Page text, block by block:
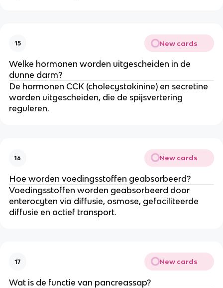
15 New cards
Welke hormonen worden uitgescheiden in de
dunne darm?
De hormonen CCK (cholecystokinine) en secretine
worden uitgescheiden, die de spijsvertering
reguleren.
16 New cards
Hoe worden voedingsstoffen geabsorbeerd?
Voedingsstoffen worden geabsorbeerd door
enterocyten via diffusie, osmose, gefaciliteerde
diffusie en actief transport.
17 New cards
Wat is de functie van pancreassap?